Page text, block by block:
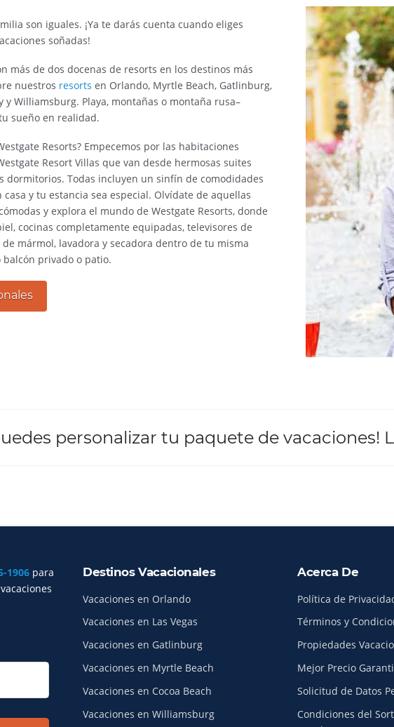
son iguales. ¡Ya te darás cuenta cuando eliges
soñadas!
más de dos docenas de resorts en los destinos más
nuestros resorts en Orlando, Myrtle Beach, Gatlinburg,
y Williamsburg. Playa, montañas o montaña rusa–
sueño en realidad.
Resorts? Empecemos por las habitaciones
Resort Villas que van desde hermosas suites
dormitorios. Todas incluyen un sinfín de comodidades
y tu estancia sea especial. Olvídate de aquellas
y explora el mundo de Westgate Resorts, donde
cocinas completamente equipadas, televisores de
mármol, lavadora y secadora dentro de tu misma
privado o patio.
personalizar tu paquete de vacaciones!
1906 para
Destinos Vacacionales
Vacaciones en Orlando
Vacaciones en Las Vegas
Vacaciones en Gatlinburg
Vacaciones en Myrtle Beach
Vacaciones en Cocoa Beach
Vacaciones en Williamsburg
Acerca De
Política de
Términos y
Propiedades
Mejor Precio
Solicitud de Datos
Condiciones del